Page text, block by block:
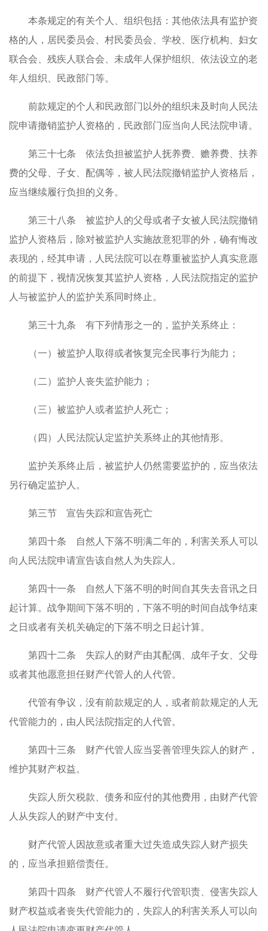
本条规定的有关个人、组织包括：其他依法具有监护资
格的人，居民委员会、村民委员会、学校、医疗机构、妇女
联合会、残疾人联合会、未成年人保护组织、依法设立的老
年人组织、民政部门等。
前款规定的个人和民政部门以外的组织未及时向人民法
院申请撤销监护人资格的，民政部门应当向人民法院申请。
第三十七条 依法负担被监护人抚养费、赡养费、扶养
费的父母、子女、配偶等，被人民法院撤销监护人资格后，
应当继续履行负担的义务。
第三十八条 被监护人的父母或者子女被人民法院撤销
监护人资格后，除对被监护人实施故意犯罪的外，确有悔改
表现的，经其申请，人民法院可以在尊重被监护人真实意愿
的前提下，视情况恢复其监护人资格，人民法院指定的监护
人与被监护人的监护关系同时终止。
第三十九条 有下列情形之一的，监护关系终止：
（一）被监护人取得或者恢复完全民事行为能力；
（二）监护人丧失监护能力；
（三）被监护人或者监护人死亡；
（四）人民法院认定监护关系终止的其他情形。
监护关系终止后，被监护人仍然需要监护的，应当依法
另行确定监护人。
第三节 宣告失踪和宣告死亡
第四十条 自然人下落不明满二年的，利害关系人可以
向人民法院申请宣告该自然人为失踪人。
第四十一条 自然人下落不明的时间自其失去音讯之日
起计算。战争期间下落不明的，下落不明的时间自战争结束
之日或者有关机关确定的下落不明之日起计算。
第四十二条 失踪人的财产由其配偶、成年子女、父母
或者其他愿意担任财产代管人的人代管。
代管有争议，没有前款规定的人，或者前款规定的人无
代管能力的，由人民法院指定的人代管。
第四十三条 财产代管人应当妥善管理失踪人的财产，
维护其财产权益。
失踪人所欠税款、债务和应付的其他费用，由财产代管
人从失踪人的财产中支付。
财产代管人因故意或者重大过失造成失踪人财产损失
的，应当承担赔偿责任。
第四十四条 财产代管人不履行代管职责、侵害失踪人
财产权益或者丧失代管能力的，失踪人的利害关系人可以向